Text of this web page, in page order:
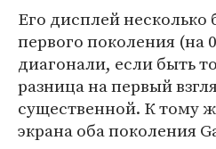
Его дисплей несколько
первого поколения (на
диагонали, если быть
разница на первый
существенной. К тому
экрана оба поколения